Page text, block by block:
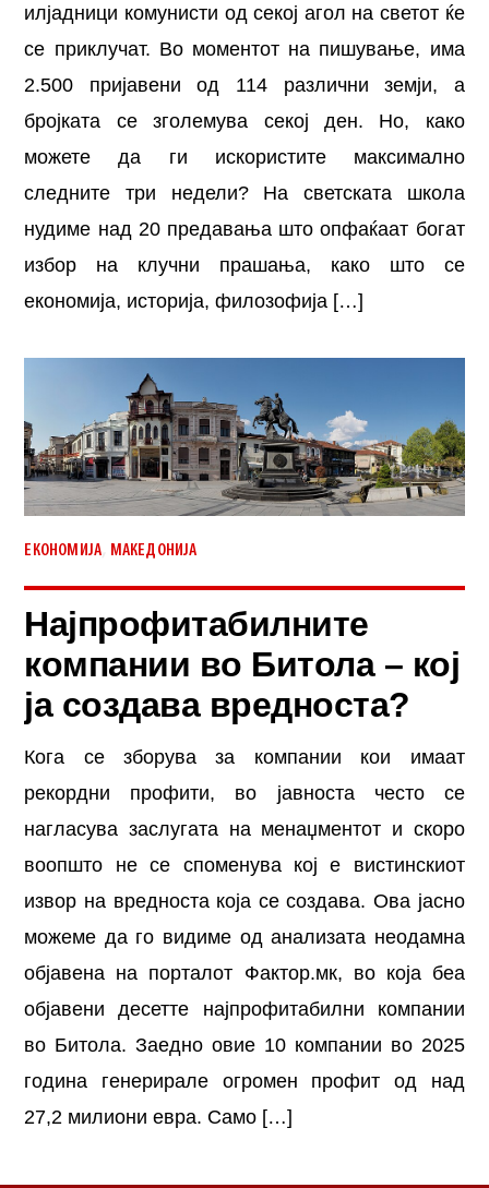
илјадници комунисти од секој агол на светот ќе
се приклучат. Во моментот на пишување, има
2.500 пријавени од 114 различни земји, а
бројката се зголемува секој ден. Но, како
можете да ги искористите максимално
следните три недели? На светската школа
нудиме над 20 предавања што опфаќаат богат
избор на клучни прашања, како што се
економија, историја, филозофија […]
ЕКОНОМИЈА МАКЕДОНИЈА
Најпрофитабилните
компании во Битола – кој
ја создава вредноста?
Кога се зборува за компании кои имаат
рекордни профити, во јавноста често се
нагласува заслугата на менаџментот и скоро
воопшто не се споменува кој е вистинскиот
извор на вредноста која се создава. Ова јасно
можеме да го видиме од анализата неодамна
објавена на порталот Фактор.мк, во која беа
објавени десетте најпрофитабилни компании
во Битола. Заедно овие 10 компании во 2025
година генерирале огромен профит од над
27,2 милиони евра. Само […]